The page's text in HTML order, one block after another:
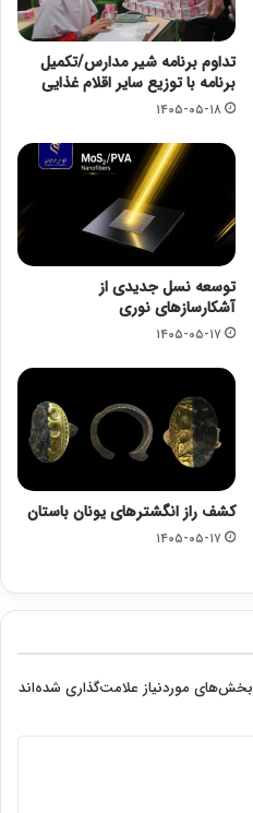
تداوم برنامه شیر مدارس/تکمیل
برنامه با توزیع سایر اقلام غذایی
۱۴۰۵-۰۵-۱۸
توسعه نسل جدیدی از
آشکارسازهای نوری
۱۴۰۵-۰۵-۱۷
کشف راز انگشترهای یونان باستان
۱۴۰۵-۰۵-۱۷
بخش‌های موردنیاز علامت‌گذاری شده‌اند